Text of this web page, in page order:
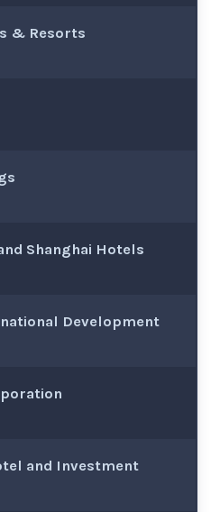
& Resorts
Shanghai Hotels
Development
and Investment